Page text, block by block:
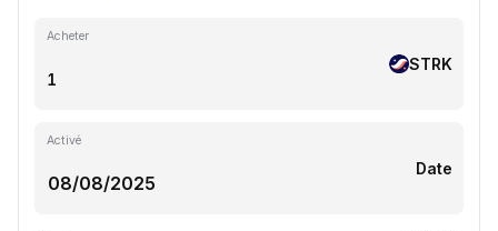
Acheter
STRK
Activé
Date